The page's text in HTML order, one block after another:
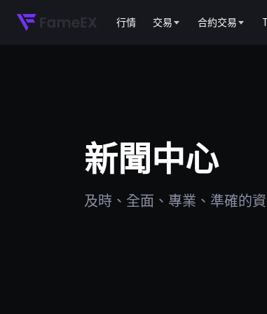
行情 交易 合約交易
新聞中心
及時、全面、專業、準確的